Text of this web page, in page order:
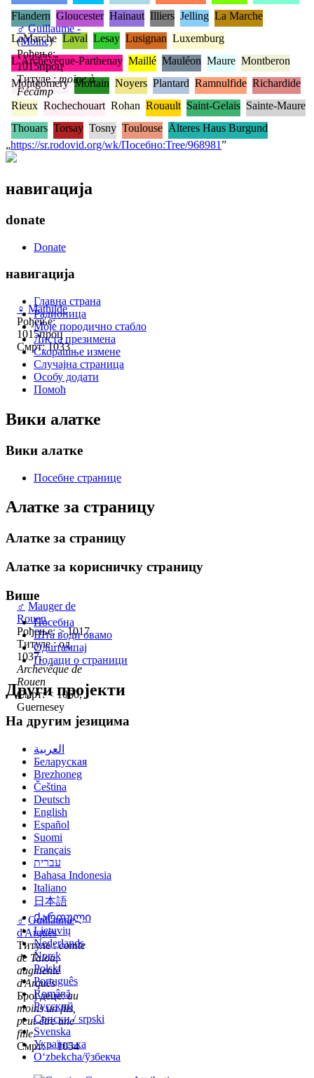
♂ Guillaume -
(Moine)
Рођење:
1015проц
Титуле :moine à
Fécamp
♀ Mathilde
Рођење:
1015проц
Смрт: 1033
♂ Mauger de
Rouen
Рођење: > 1017
Титуле : од
1037,
Archevêque de
Rouen
Смрт: < 1060,
Guernesey
♂ Guillaume
d'Arques
Титуле :comte
de Talou,
augmenté
d'Arques
Број деце:au
moins un fils,
peut-être une
fille.
Смрт: > 1054
Flandern Gloucester Hainaut Illiers Jelling La Marche
LaMarche Laval Lesay Lusignan Luxemburg
L’Archevêque-Parthenay Maillé Mauléon Maure Montberon
Montgomery Mortain Noyers Plantard Ramnulfide Richardide
Rieux Rochechouart Rohan Rouault Saint-Gelais Sainte-Maure
Thouars Torsay Tosny Toulouse Älteres Haus Burgund
„https://sr.rodovid.org/wk/Посебно:Tree/968981”
навигација
donate
Donate
навигација
Главна страна
Радионица
Моје породично стабло
Листа презимена
Скорашње измене
Случајна страница
Особу додати
Помоћ
Вики алатке
Вики алатке
Посебне странице
Алатке за страницу
Алатке за страницу
Алатке за корисничку страницу
Више
Посебна
Шта води овамо
Одштампај
Подаци о страници
Други пројекти
На другим језицима
العربية
Беларуская
Brezhoneg
Čeština
Deutsch
English
Español
Suomi
Français
עברית
Bahasa Indonesia
Italiano
日本語
Ქართული
Lietuvių
Nederlands
Norsk
Polski
Português
Română
Русский
Српски / srpski
Svenska
Українська
Oʻzbekcha/ўзбекча